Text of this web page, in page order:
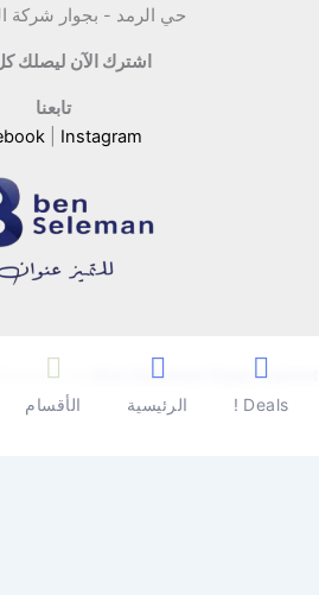
حي الرمد - بجوار شركة
اشترك الآن ليصلك
تابعنا
Instagram
by Ben Seleman Hypermarket
Deals ! الرئيسية الأقسام